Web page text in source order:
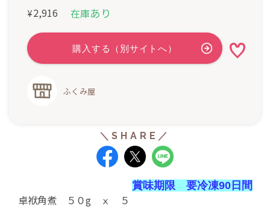
¥2,916 在庫あり
ふくみ屋
卓袱角煮 ５０g ⅹ ５
賞味期限 要冷凍90日間